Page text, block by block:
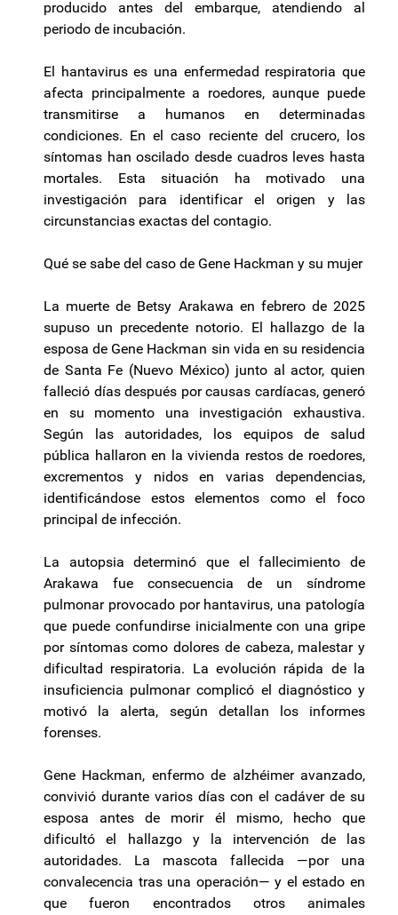
producido antes del embarque, atendiendo al
periodo de incubación.
El hantavirus es una enfermedad respiratoria que
afecta principalmente a roedores, aunque puede
transmitirse a humanos en determinadas
condiciones. En el caso reciente del crucero, los
síntomas han oscilado desde cuadros leves hasta
mortales. Esta situación ha motivado una
investigación para identificar el origen y las
circunstancias exactas del contagio.
Qué se sabe del caso de Gene Hackman y su mujer
La muerte de Betsy Arakawa en febrero de 2025
supuso un precedente notorio. El hallazgo de la
esposa de Gene Hackman sin vida en su residencia
de Santa Fe (Nuevo México) junto al actor, quien
falleció días después por causas cardíacas, generó
en su momento una investigación exhaustiva.
Según las autoridades, los equipos de salud
pública hallaron en la vivienda restos de roedores,
excrementos y nidos en varias dependencias,
identificándose estos elementos como el foco
principal de infección.
La autopsia determinó que el fallecimiento de
Arakawa fue consecuencia de un síndrome
pulmonar provocado por hantavirus, una patología
que puede confundirse inicialmente con una gripe
por síntomas como dolores de cabeza, malestar y
dificultad respiratoria. La evolución rápida de la
insuficiencia pulmonar complicó el diagnóstico y
motivó la alerta, según detallan los informes
forenses.
Gene Hackman, enfermo de alzhéimer avanzado,
convivió durante varios días con el cadáver de su
esposa antes de morir él mismo, hecho que
dificultó el hallazgo y la intervención de las
autoridades. La mascota fallecida —por una
convalecencia tras una operación— y el estado en
que fueron encontrados otros animales